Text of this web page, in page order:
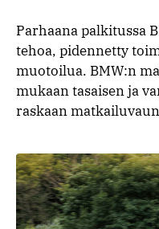
Parhaana palkitussa
tehoa, pidennetty
muotoilua. BMW:n
mukaan tasaisen ja
raskaan